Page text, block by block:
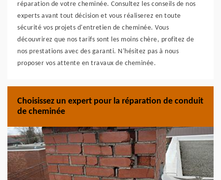
réparation de votre cheminée. Consultez les conseils de nos
experts avant tout décision et vous réaliserez en toute
sécurité vos projets d'entretien de cheminée. Vous
découvrirez que nos tarifs sont les moins chère, profitez de
nos prestations avec des garanti. N'hésitez pas à nous
proposer vos attente en travaux de cheminée.
Choisissez un expert pour la réparation de conduit
de cheminée